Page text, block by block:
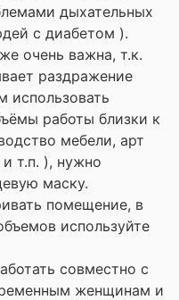
дыхательных
с диабетом ).
очень важна, т.к.
раздражение
использовать
работы близки к
мебели, арт
т.п. ), нужно
маску.
помещение, в
используйте
совместно с
женщинам и